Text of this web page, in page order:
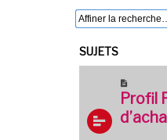
SUJETS
o
u
v
Profil